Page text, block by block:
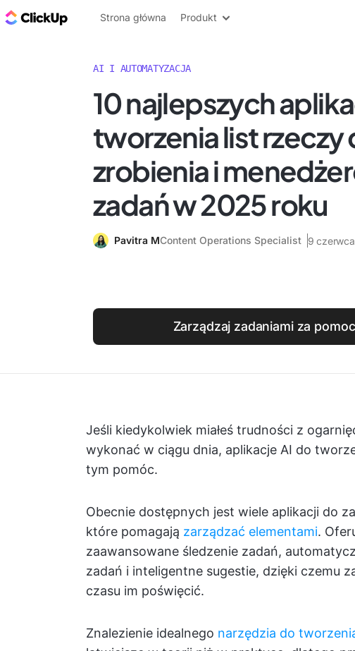
ClickUp Blog
Strona główna Produkt
AI I AUTOMATYZACJA
10 najlepszych
tworzenia list rzeczy
zrobienia i
zadań w 2025 roku
Pavitra MContent Operations Specialist 9
Zarządzaj zadaniami za
Jeśli kiedykolwiek miałeś trudności z
wykonać w ciągu dnia, aplikacje AI do
tym pomóc.
Obecnie dostępnych jest wiele aplikacji do
które pomagają zarządzać elementami.
zaawansowane śledzenie zadań,
zadań i inteligentne sugestie, dzięki czemu
czasu im poświęcić.
Znalezienie idealnego narzędzia do